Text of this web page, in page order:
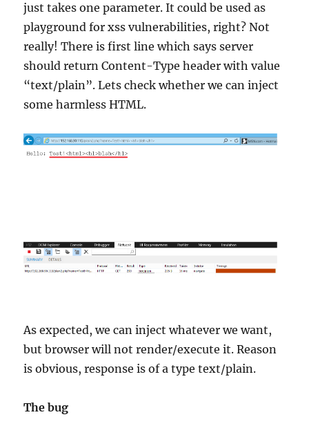
just takes one parameter. It could be used as
playground for xss vulnerabilities, right? Not
really! There is first line which says server
should return Content-Type header with value
“text/plain”. Lets check whether we can inject
some harmless HTML.
As expected, we can inject whatever we want,
but browser will not render/execute it. Reason
is obvious, response is of a type text/plain.
The bug